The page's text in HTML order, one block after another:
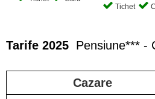
Tichet
Tarife 2025 Pensiune*** -
Cazare